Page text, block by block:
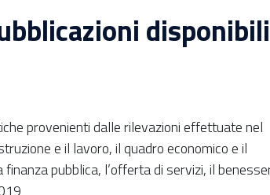
disponibili
provenienti dalle rilevazioni effettuate nel
e il lavoro, il quadro economico e il
pubblica, l’offerta di servizi, il